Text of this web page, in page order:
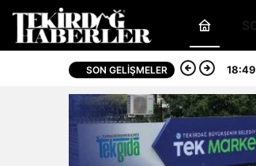
SON GELIŞMELER 18:49